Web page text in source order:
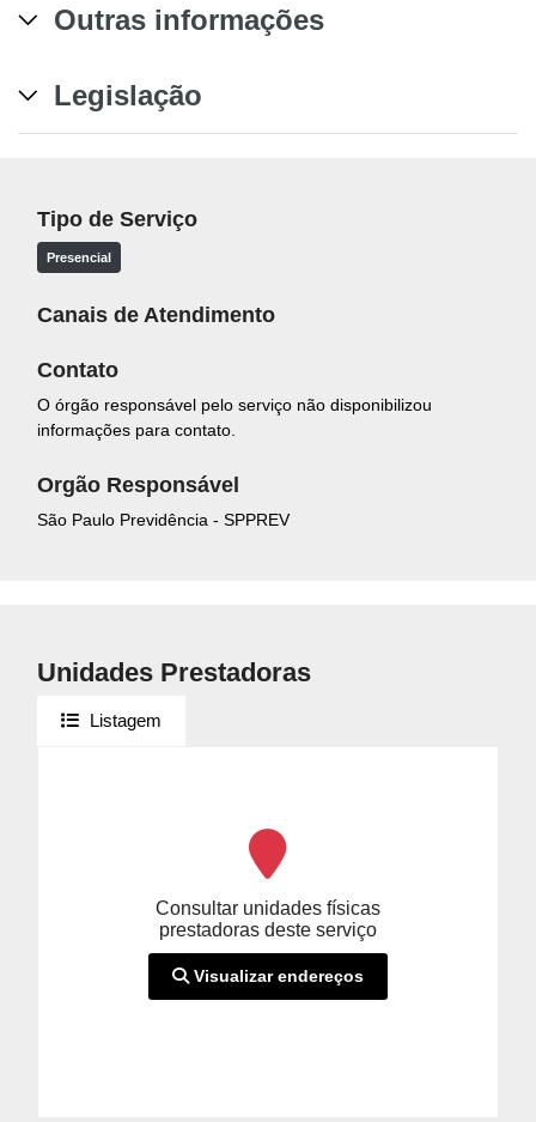
Outras informações
Legislação
Tipo de Serviço
Presencial
Canais de Atendimento
Contato
O órgão responsável pelo serviço não disponibilizou
informações para contato.
Orgão Responsável
São Paulo Previdência - SPPREV
Unidades Prestadoras
Listagem
Consultar unidades físicas
prestadoras deste serviço
Visualizar endereços